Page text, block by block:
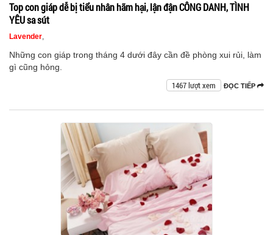
Top con giáp dễ bị tiểu nhân hãm hại, lận đận CÔNG DANH, TÌNH
YÊU sa sút
Lavender,
Những con giáp trong tháng 4 dưới đây cần đề phòng xui rủi, làm
gì cũng hỏng.
ĐỌC TIẾP
1467 lượt xem